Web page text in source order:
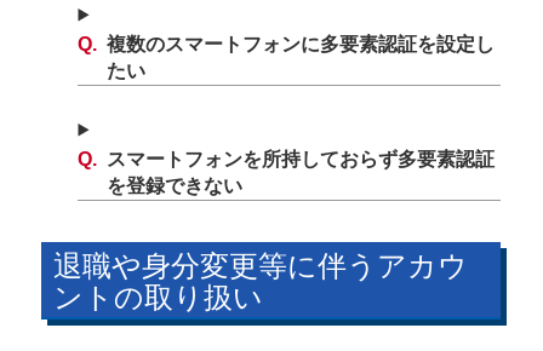
複数のスマートフォンに多要素認証を設定し
たい
スマートフォンを所持しておらず多要素認証
を登録できない
退職や身分変更等に伴うアカウ
ントの取り扱い